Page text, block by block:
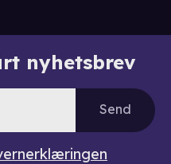
nyhetsbrev
Send